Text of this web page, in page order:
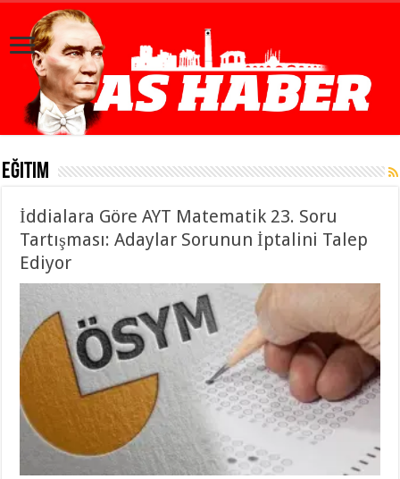
Eğitim
İddialara Göre AYT Matematik 23. Soru
Tartışması: Adaylar Sorunun İptalini Talep
Ediyor